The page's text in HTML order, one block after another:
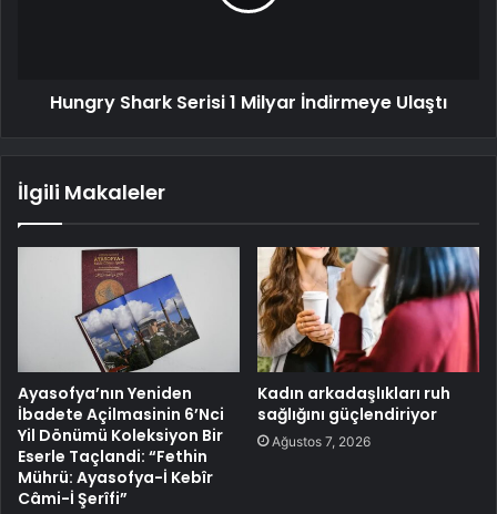
Hungry Shark Serisi 1 Milyar İndirmeye Ulaştı
İlgili Makaleler
Ayasofya’nın Yeniden
İbadete Açilmasinin 6’Nci
Yil Dönümü Koleksiyon Bir
Eserle Taçlandi: “Fethin
Mührü: Ayasofya-İ Kebîr
Câmi-İ Şerîfi”
Kadın arkadaşlıkları ruh
sağlığını güçlendiriyor
Ağustos 7, 2026